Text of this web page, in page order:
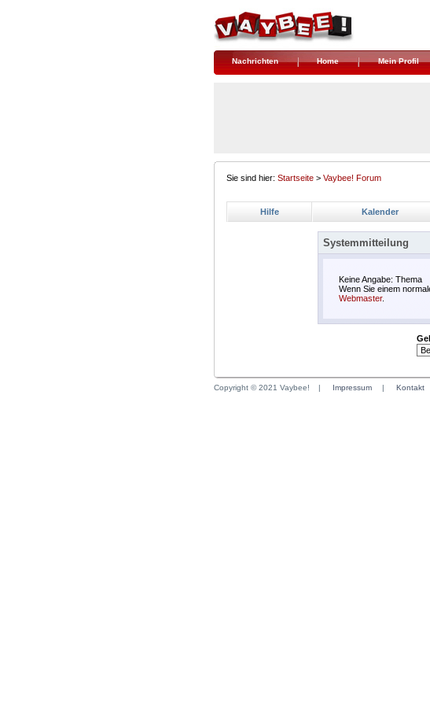
Nachrichten Home Mein Profil
Sie sind hier: Startseite > Vaybee! Forum
Hilfe Kalender
Systemmitteilung
Keine Angabe: Thema
Wenn Sie einem
Webmaster.
Copyright © 2021 Vaybee! | Impressum | Kontakt